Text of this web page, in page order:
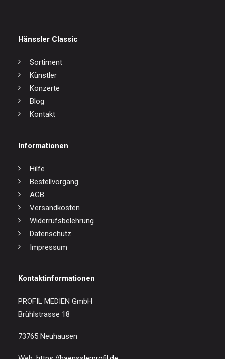
Hänssler Classic
Sortiment
Künstler
Konzerte
Blog
Kontakt
Informationen
Hilfe
Bestellvorgang
AGB
Versandkosten
Widerrufsbelehrung
Datenschutz
Impressum
Kontaktinformationen
PROFIL MEDIEN GmbH
Brühlstrasse 18
73765 Neuhausen